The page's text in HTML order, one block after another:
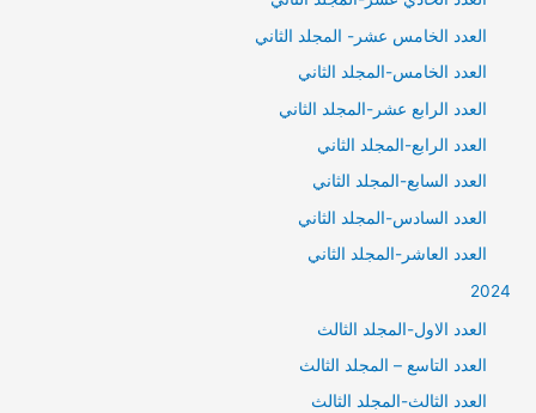
العدد الخامس عشر- المجلد الثاني
العدد الخامس-المجلد الثاني
العدد الرابع عشر-المجلد الثاني
العدد الرابع-المجلد الثاني
العدد السابع-المجلد الثاني
العدد السادس-المجلد الثاني
العدد العاشر-المجلد الثاني
2024
العدد الاول-المجلد الثالث
العدد التاسع – المجلد الثالث
العدد الثالث-المجلد الثالث